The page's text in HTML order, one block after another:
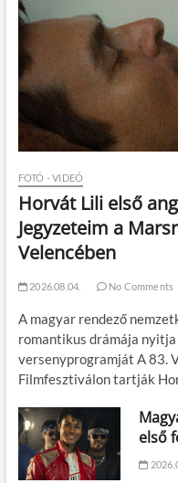
FOTÓ - VIDEÓ
Horvát Lili első
Jegyzeteim a
Velencében
2026.08.04. No Comments
A magyar rendező
romantikus drámája
versenyprogramját A 83.
Filmfesztiválon tartják
első